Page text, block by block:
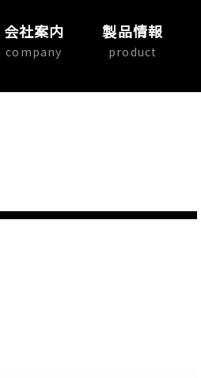
会社案内
company
製品情報
product